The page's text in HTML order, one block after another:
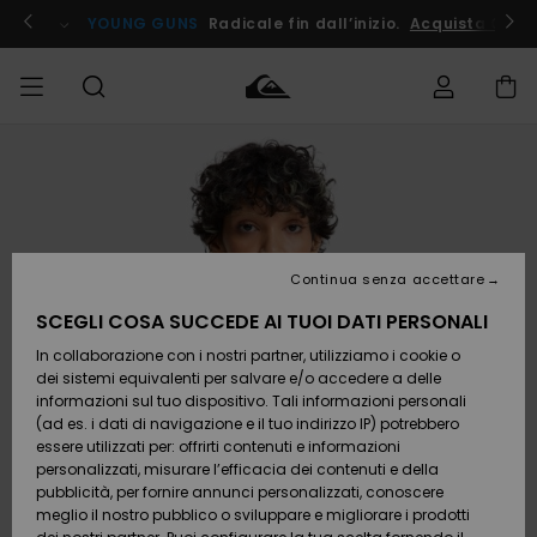
informazioni
prodotto
! YOUNG GUNS Radicale fin dall’inizio. Acquista Ora
Abbigliamento
Accessori
Calzature
e
infradito
Surf /
Acqua
Abbigliamento
Accessori
Calzature
e
infradito
Surf /
Acqua
Shop
Nuovi
Da
Scoprire
Snow
SURF
Surf Shop
Uomo
Highlights
Comunità
SNOW
Snow
Shop
Uomo
Shop
Snow
Shop
Donna
OUTLET
Outlet
Uomo
Outlet
Donna
Accedi al tuo
ordine
Spedizione
Pagamento
Buono regalo
Quiksilver
Freedom
SCEGLI COSA SUCCEDE AI TUOI DATI PERSONALI
In collaborazione con i nostri partner, utilizziamo i cookie o
dei sistemi equivalenti per salvare e/o accedere a delle
informazioni sul tuo dispositivo. Tali informazioni personali
(ad es. i dati di navigazione e il tuo indirizzo IP) potrebbero
essere utilizzati per: offrirti contenuti e informazioni
personalizzati, misurare l’efficacia dei contenuti e della
pubblicità, per fornire annunci personalizzati, conoscere
meglio il nostro pubblico o sviluppare e migliorare i prodotti
Continua senza accettare